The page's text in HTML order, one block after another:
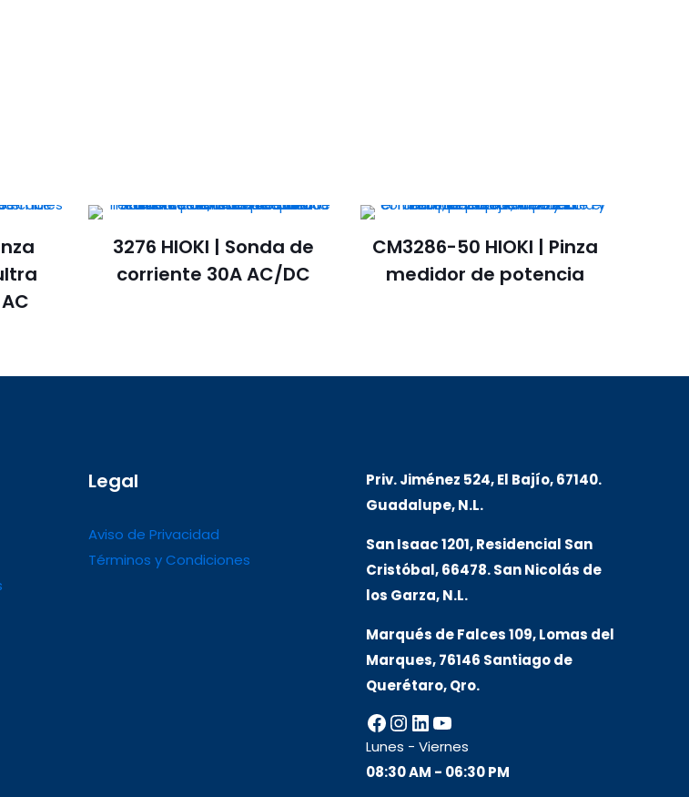
3276 HIOKI | Sonda de
corriente 30A AC/DC
CM3286-50 HIOKI | Pinza
medidor de potencia
Legal
Aviso de Privacidad
Términos y Condiciones
Priv. Jiménez 524, El Bajío, 67140.
Guadalupe, N.L.
San Isaac 1201, Residencial San
Cristóbal, 66478. San Nicolás de
los Garza, N.L.
Marqués de Falces 109, Lomas del
Marques, 76146 Santiago de
Querétaro, Qro.
Facebook
Instagram
LinkedIn
YouTube
Lunes - Viernes
08:30 AM - 06:30 PM